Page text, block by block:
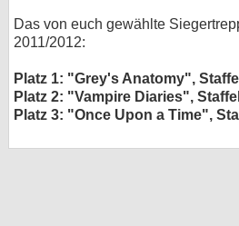
Das von euch gewählte
2011/2012:
Platz 1: "Grey's Anatomy",
Platz 2: "Vampire Diaries",
Platz 3: "Once Upon a Time",